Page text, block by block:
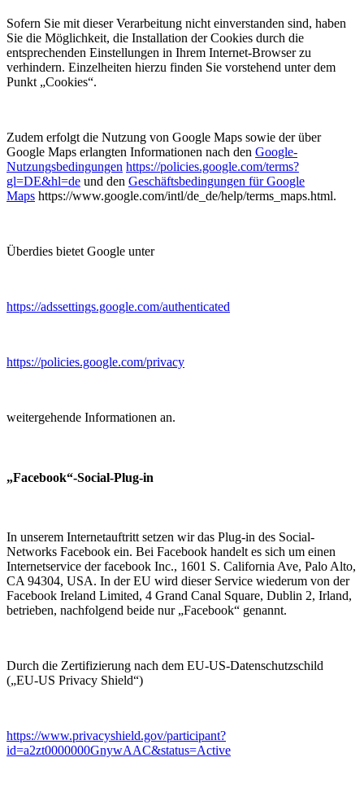
Sofern Sie mit dieser Verarbeitung nicht einverstanden sind, haben
Sie die Möglichkeit, die Installation der Cookies durch die
entsprechenden Einstellungen in Ihrem Internet-Browser zu
verhindern. Einzelheiten hierzu finden Sie vorstehend unter dem
Punkt „Cookies“.
Zudem erfolgt die Nutzung von Google Maps sowie der über
Google Maps erlangten Informationen nach den Google-
Nutzungsbedingungen https://policies.google.com/terms?
gl=DE&hl=de und den Geschäftsbedingungen für Google
Maps https://www.google.com/intl/de_de/help/terms_maps.html.
Überdies bietet Google unter
https://adssettings.google.com/authenticated
https://policies.google.com/privacy
weitergehende Informationen an.
„Facebook“-Social-Plug-in
In unserem Internetauftritt setzen wir das Plug-in des Social-
Networks Facebook ein. Bei Facebook handelt es sich um einen
Internetservice der facebook Inc., 1601 S. California Ave, Palo Alto,
CA 94304, USA. In der EU wird dieser Service wiederum von der
Facebook Ireland Limited, 4 Grand Canal Square, Dublin 2, Irland,
betrieben, nachfolgend beide nur „Facebook“ genannt.
Durch die Zertifizierung nach dem EU-US-Datenschutzschild
(„EU-US Privacy Shield“)
https://www.privacyshield.gov/participant?
id=a2zt0000000GnywAAC&status=Active